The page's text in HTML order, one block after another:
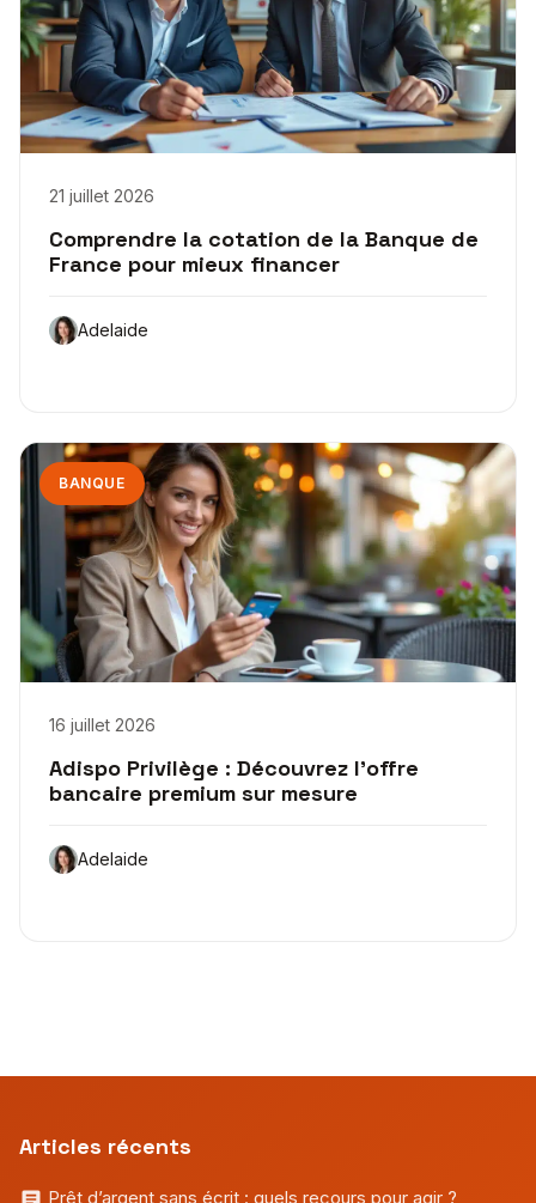
21 juillet 2026
Comprendre la cotation de la Banque de
France pour mieux financer
Adelaide
BANQUE
16 juillet 2026
Adispo Privilège : Découvrez l’offre
bancaire premium sur mesure
Adelaide
Articles récents
Prêt d’argent sans écrit : quels recours pour agir ?